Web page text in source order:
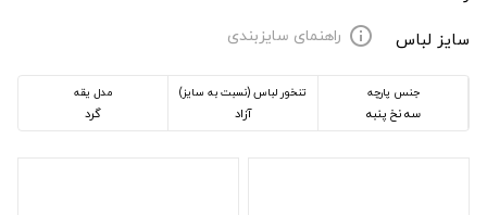
سایز لباس
info راهنمای سایزبندی
جنس پارچه
سه نخ پنبه
تنخور لباس (نسبت به سایز)
آزاد
مدل یقه
گرد